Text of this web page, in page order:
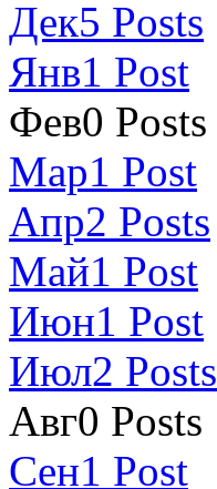
Дек5 Posts
Янв1 Post
Фев0 Posts
Мар1 Post
Апр2 Posts
Май1 Post
Июн1 Post
Июл2 Posts
Авг0 Posts
Сен1 Post